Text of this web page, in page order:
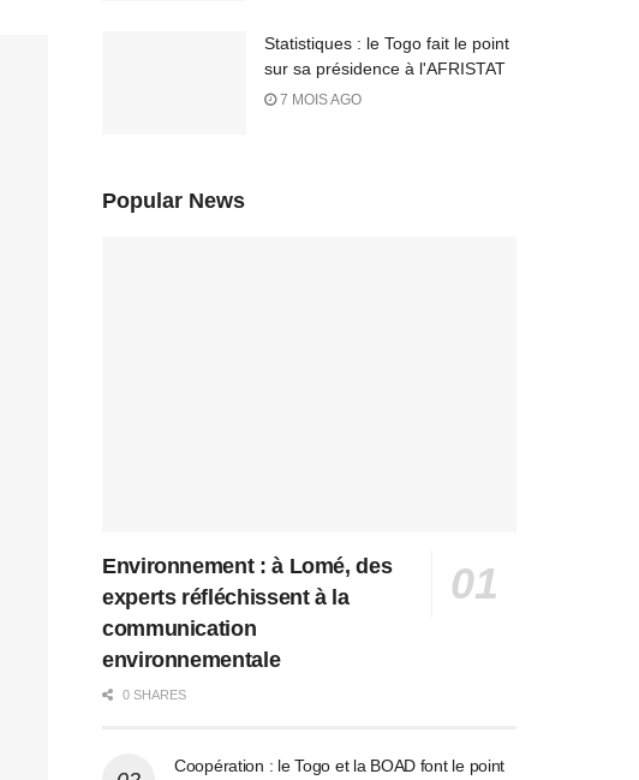
Statistiques : le Togo fait le point
sur sa présidence à l'AFRISTAT
7 MOIS AGO
Popular News
Environnement : à Lomé, des
experts réfléchissent à la
communication
environnementale
0 SHARES
Coopération : le Togo et la BOAD font le point